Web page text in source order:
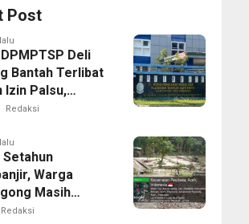
Post
Deli
Bantah Terlibat
Izin Palsu,
Proses
Redaksi
Setahun
Warga
Masih
Bantuan
Redaksi